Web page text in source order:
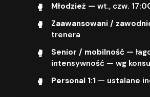
Młodzież — wt., czw.
Zaawansowani /
trenera
Senior / mobilność—
intensywność — wg
Personal 1:1 — ustalane